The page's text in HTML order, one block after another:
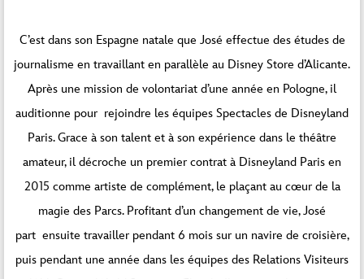
C’est dans son Espagne natale que José effectue des études de
journalisme en travaillant en parallèle au Disney Store d’Alicante.
Après une mission de volontariat d’une année en Pologne, il
auditionne pour rejoindre les équipes Spectacles de Disneyland
Paris. Grace à son talent et à son expérience dans le théâtre
amateur, il décroche un premier contrat à Disneyland Paris en
2015 comme artiste de complément, le plaçant au cœur de la
magie des Parcs. Profitant d’un changement de vie, José
part ensuite travailler pendant 6 mois sur un navire de croisière,
puis pendant une année dans les équipes des Relations Visiteurs